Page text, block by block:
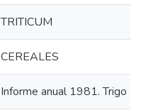
TRITICUM
CEREALES
Informe anual 1981. Trigo